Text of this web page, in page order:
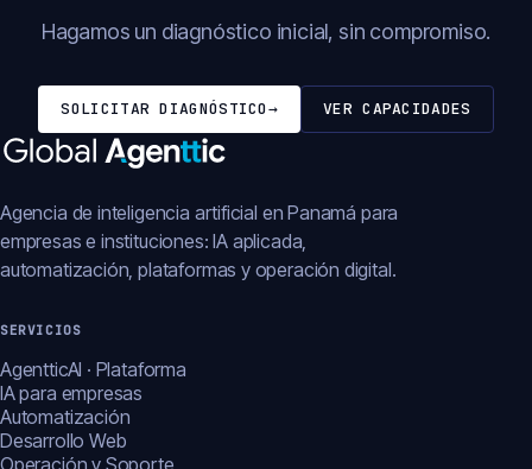
Hagamos un diagnóstico inicial, sin compromiso.
SOLICITAR DIAGNÓSTICO→ VER CAPACIDADES
Agencia de inteligencia artificial en Panamá para
empresas e instituciones: IA aplicada,
automatización, plataformas y operación digital.
SERVICIOS
AgentticAI · Plataforma
IA para empresas
Automatización
Desarrollo Web
Operación y Soporte